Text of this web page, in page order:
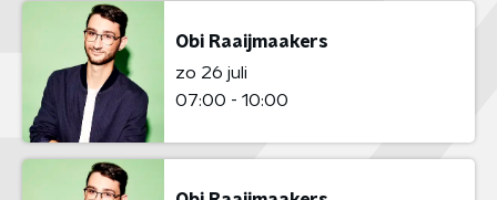
Obi Raaijmaakers
zo 26 juli
07:00 - 10:00